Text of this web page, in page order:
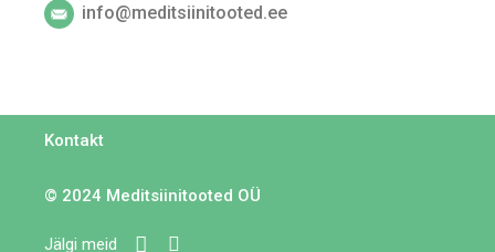
info@meditsiinitooted.ee
Jälgi meid
© 2024 Meditsiinitooted OÜ
Kontakt